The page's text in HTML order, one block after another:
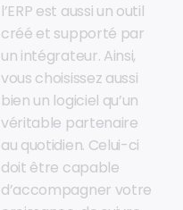
l’ERP est aussi un outil
créé et supporté par
un intégrateur. Ainsi,
vous choisissez aussi
bien un logiciel qu’un
véritable partenaire
au quotidien. Celui-ci
doit être capable
d’accompagner votre